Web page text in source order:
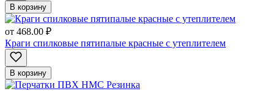
В корзину
от 468.00 ₽
Краги спилковые пятипалые красные с утеплителем
В корзину